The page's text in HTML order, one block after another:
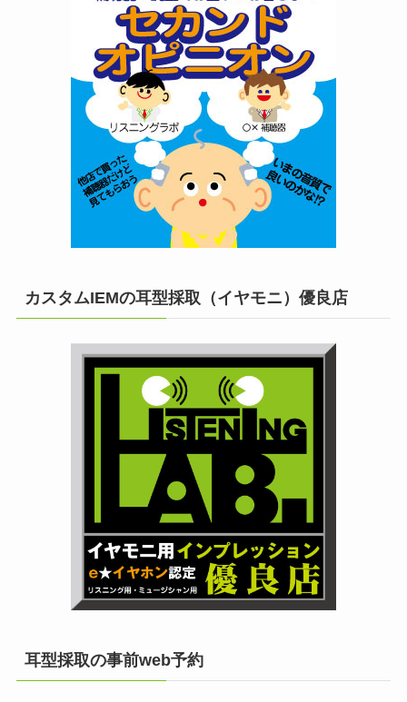
カスタムIEMの耳型採取（イヤモニ）優良店
耳型採取の事前web予約